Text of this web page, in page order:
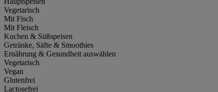
Vegetarisch
Mit Fisch
Mit Fleisch
Kuchen & Süßspeisen
Getränke, Säfte & Smoothies
Ernährung & Gesundheit auswählen
Vegetarisch
Vegan
Glutenfrei
Lactosefrei